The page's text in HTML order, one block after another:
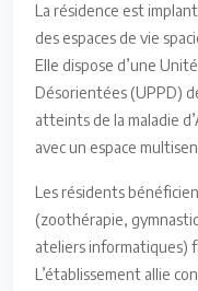
La résidence est
des espaces de vie
Elle dispose d’une
Désorientées (UPPD)
atteints de la maladie
avec un espace
Les résidents
(zoothérapie,
ateliers informatiques)
L’établissement allie